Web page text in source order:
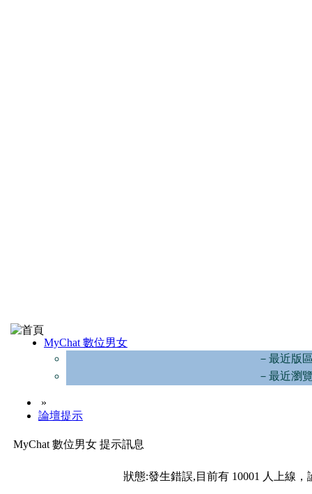
MyChat 數位男女
－最近版
－最近瀏
»
論壇提示
MyChat 數位男女 提示訊息
狀態:發生錯誤,目前有 10001 人上線